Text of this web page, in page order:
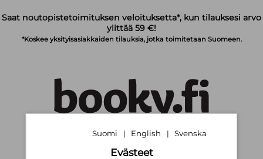
Saat noutopistetoimituksen veloituksetta*, kun tilauksesi arvo
ylittää 59 €!
*Koskee yksityisasiakkaiden tilauksia, jotka toimitetaan Suomeen.
Suomi | English | Svenska
Evästeet